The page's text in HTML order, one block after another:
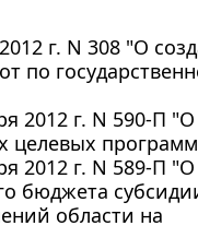
г. N 308 "О
по
2012 г. N 590-П "О
целевых
2012 г. N 589-П "О
бюджета
области на